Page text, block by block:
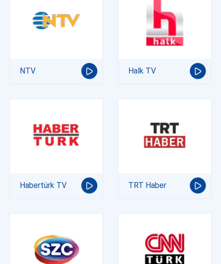
NTV Halk TV
Habertürk TV TRT Haber